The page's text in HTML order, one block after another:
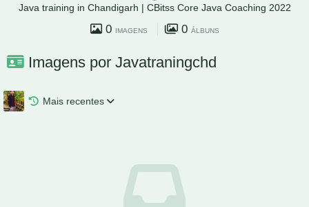
Java training in Chandigarh | CBitss Core Java Coaching 2022
0 IMAGENS 0 ÁLBUNS
Imagens por Javatraningchd
Mais recentes